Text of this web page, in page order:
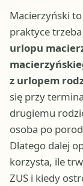
Macierzyński
praktyce
urlopu
z urlopem
się przy
drugiemu
osoba po
Dlatego dalej
korzysta, ile
ZUS i kiedy